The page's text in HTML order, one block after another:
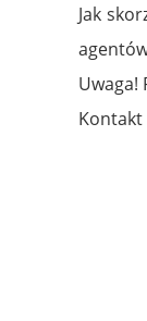
Jak
Uwaga!
Kontakt